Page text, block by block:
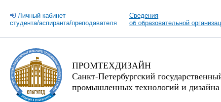
Личный кабинет
студента/аспиранта/преподавателя
Сведения
об образовательной
ПРОМТЕХДИЗАЙН
Санкт-Петербургский
промышленных технологий и дизайна